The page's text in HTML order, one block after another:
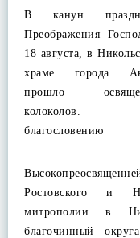
В канун
Преображения
18 августа, в
храме города
прошло
колоколов.
благословению
Ростовского и
митрополии в
благочинный